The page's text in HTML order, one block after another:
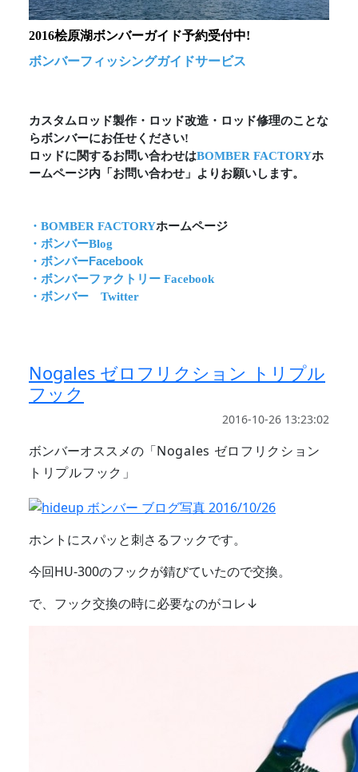
2016桧原湖ボンバーガイド予約受付中!
ボンバーフィッシングガイドサービス
カスタムロッド製作・ロッド改造・ロッド修理のことな
らボンバーにお任せください!
ロッドに関するお問い合わせはBOMBER FACTORYホ
ームページ内「お問い合わせ」よりお願いします。
・BOMBER FACTORYホームページ
・ボンバーBlog
・ボンバーFacebook
・ボンバーファクトリー Facebook
・ボンバー Twitter
Nogales ゼロフリクション トリプル
フック
2016-10-26 13:23:02
ボンバーオススメの「Nogales ゼロフリクション
トリプルフック」
ホントにスパッと刺さるフックです。
今回HU-300のフックが錆びていたので交換。
で、フック交換の時に必要なのがコレ↓